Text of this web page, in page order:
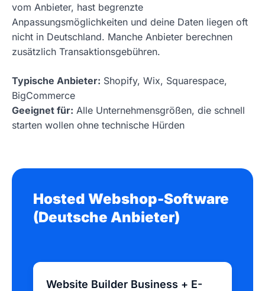
vom Anbieter, hast begrenzte
Anpassungsmöglichkeiten und deine Daten liegen oft
nicht in Deutschland. Manche Anbieter berechnen
zusätzlich Transaktionsgebühren.
Typische Anbieter: Shopify, Wix, Squarespace,
BigCommerce
Geeignet für: Alle Unternehmensgrößen, die schnell
starten wollen ohne technische Hürden
Hosted Webshop-Software
(Deutsche Anbieter)
Website Builder Business + E-